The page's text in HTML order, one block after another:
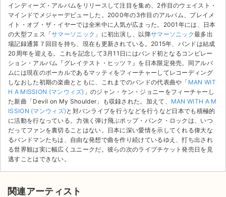
サイト情報
チケットジャム運営会社
チケットジャム利用規約
プライバシーポリシー
特定商取引法に基づく表記
公演登録依頼
不正転売禁止法について
インディーズ・アルバムをリリースして注目を集め、2作目のウェイスト・
マインドでメジャーデビューした。2000年の3作目のアルバム、プレイメ
イト・オブ・ザ・イヤーでは全米中に人気が広まった。2001年には、日本
の大型フェス「サマーソニック 」に初出演し、以降サマーソニック最多出
場記録通算７回目を持ち、現在も更新されている。2015年、バンドは結成
20周年を迎える。これを記念して3月11日にはバンド初となるコンピレー
ション・アルバム『グレイテスト・ヒッツ？』を日本限定発売。同アルバ
ムには現在のボーカルであるマッティをフィーチャーしてレコーディング
しなおした初期の楽曲とともに、これまでのバンドの代表曲や「 MAN WIT
H A MISSION (マンウィズ) 」のジャン・ケン・ジョニーをフィーチャーし
た新曲「Devil on My Shoulder」も収録された。加えて、 MAN WITH A M
ISSION (マンウィズ) と対バンライブを行うなどを行うなど日本でも積極的
に活動を行なっている。力強く弾け飛ぶポップ・パンク・ロックは、いつ
だってファンを裏切ることはない。日本に深い愛情を示してくれる偉大な
るバンドマンたちは、自由な発想で曲を作り続けているゆえ、打ち出され
る世界観は実に幅広くユニークだ。彼らの次のライブチケット発売日を見
逃すことはできない。
関連アーティスト